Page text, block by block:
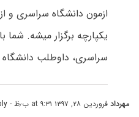
ازمون دانشگاه سراسری و
یکپارچه برگزار میشه. شما
سراسری، داوطلب
مهردادفروردین ۲۸, ۱۳۹۷ at ۹:۳۱ ب٫ظ - Reply